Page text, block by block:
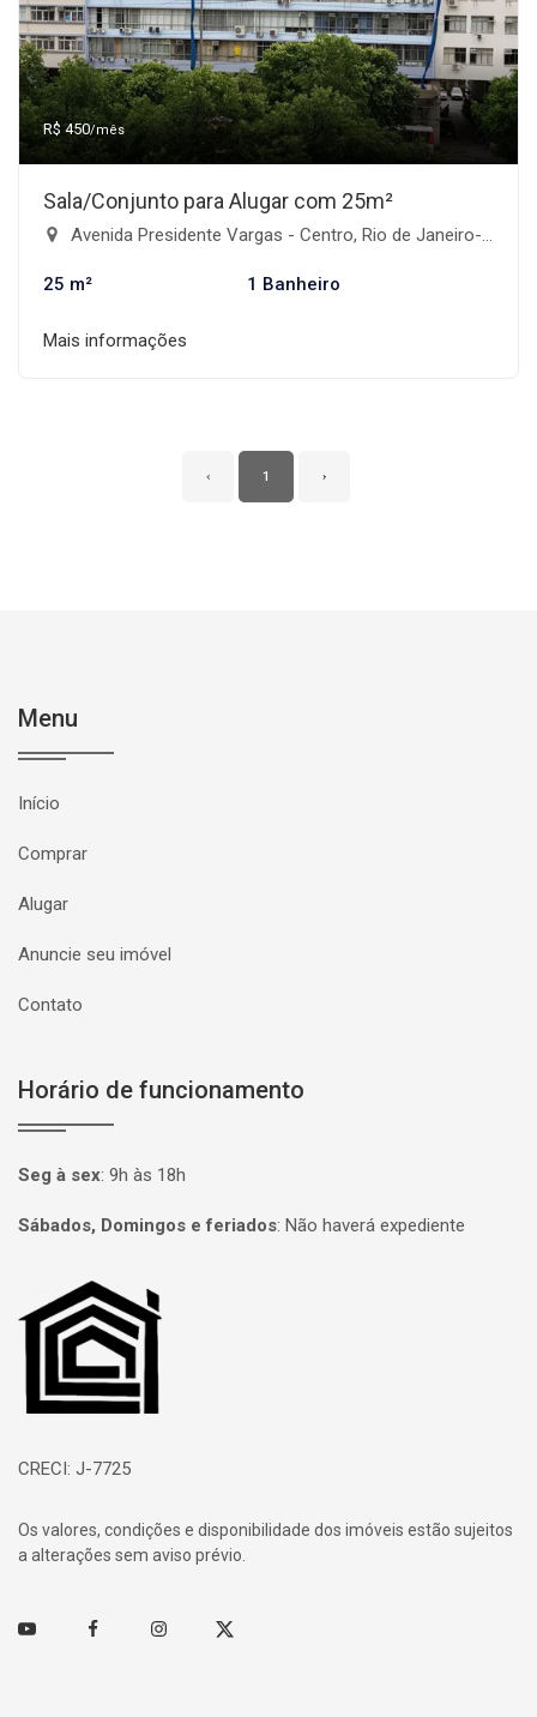
R$ 450/mês
Sala/Conjunto para Alugar com 25m²
Avenida Presidente Vargas - Centro, Rio de Janeiro-RJ
25 m² 1 Banheiro
Mais informações
‹ 1 ›
Menu
Início
Comprar
Alugar
Anuncie seu imóvel
Contato
Horário de funcionamento
Seg à sex: 9h às 18h
Sábados, Domingos e feriados: Não haverá expediente
Página inicial
CRECI: J-7725
Os valores, condições e disponibilidade dos imóveis estão sujeitos
a alterações sem aviso prévio.
Youtube FacebookInstagramTwitter